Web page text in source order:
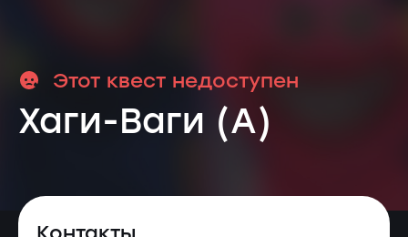
Этот квест недоступен
Хаги-Ваги (А)